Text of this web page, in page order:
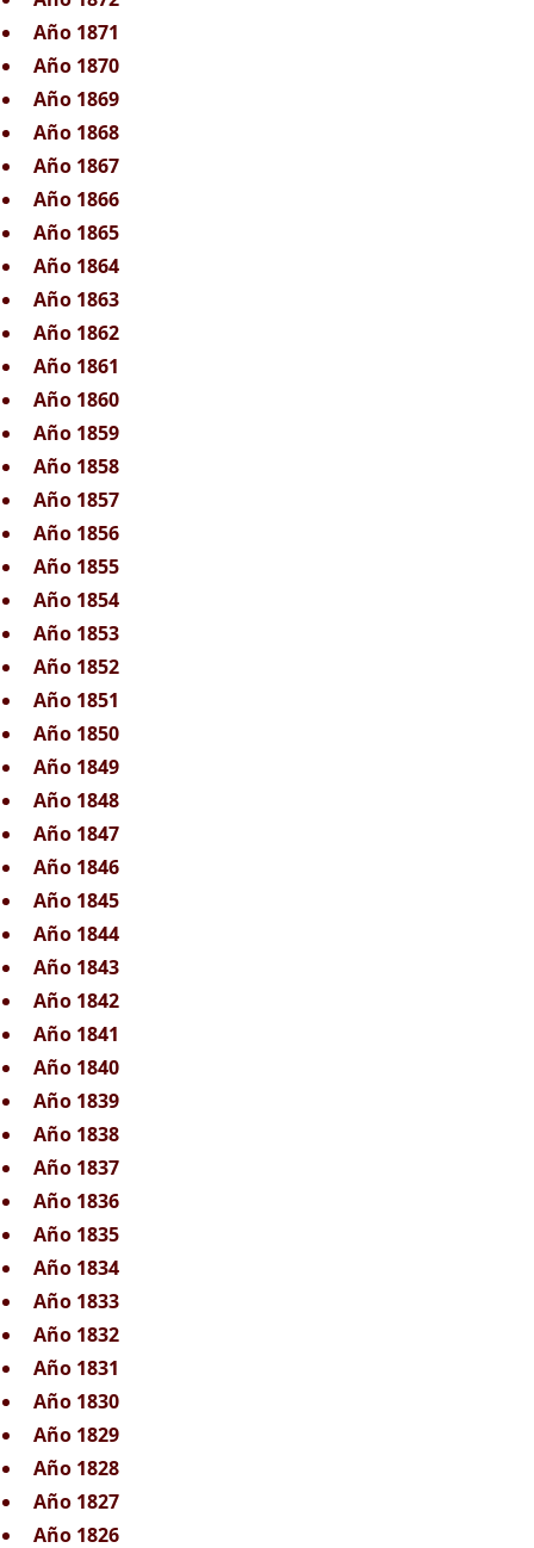
Año 1871
Año 1870
Año 1869
Año 1868
Año 1867
Año 1866
Año 1865
Año 1864
Año 1863
Año 1862
Año 1861
Año 1860
Año 1859
Año 1858
Año 1857
Año 1856
Año 1855
Año 1854
Año 1853
Año 1852
Año 1851
Año 1850
Año 1849
Año 1848
Año 1847
Año 1846
Año 1845
Año 1844
Año 1843
Año 1842
Año 1841
Año 1840
Año 1839
Año 1838
Año 1837
Año 1836
Año 1835
Año 1834
Año 1833
Año 1832
Año 1831
Año 1830
Año 1829
Año 1828
Año 1827
Año 1826